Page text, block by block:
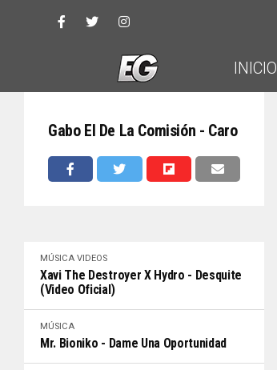
INICIO
Gabo El De La Comisión - Caro
MÚSICA VIDEOS
Xavi The Destroyer X Hydro - Desquite
(Video Oficial)
MÚSICA
Mr. Bioniko - Dame Una Oportunidad